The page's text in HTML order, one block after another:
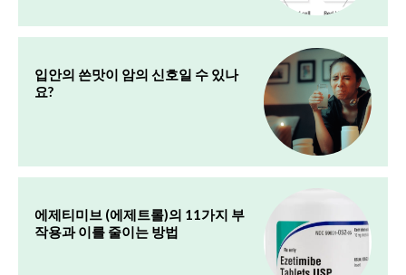
입안의 쓴맛이 암의 신호일 수 있나
요?
에제티미브 (에제트롤)의 11가지 부
작용과 이를 줄이는 방법